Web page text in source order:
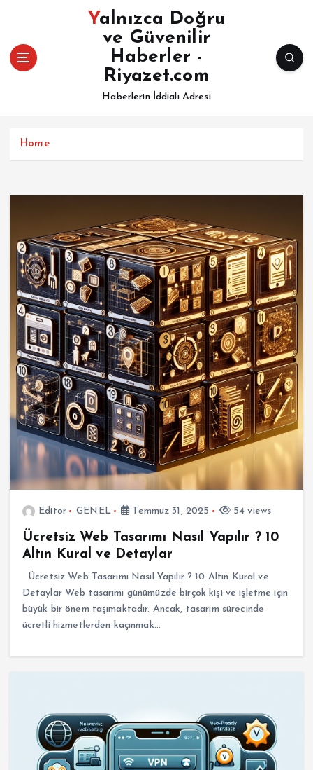
Yalnızca Doğru
ve Güvenilir
Haberler -
Riyazet.com
Haberlerin İddialı Adresi
Home
Editor GENEL Temmuz 31, 2025 54 views
Ücretsiz Web Tasarımı Nasıl Yapılır ? 10
Altın Kural ve Detaylar
Ücretsiz Web Tasarımı Nasıl Yapılır ? 10 Altın Kural ve
Detaylar Web tasarımı günümüzde birçok kişi ve işletme için
büyük bir önem taşımaktadır. Ancak, tasarım sürecinde
ücretli hizmetlerden kaçınmak…